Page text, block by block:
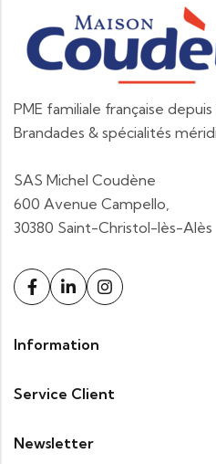
PME familiale française depuis
Brandades & spécialités
SAS Michel Coudène
600 Avenue Campello,
30380 Saint-Christol-lès-Alès
Information
Service Client
Newsletter